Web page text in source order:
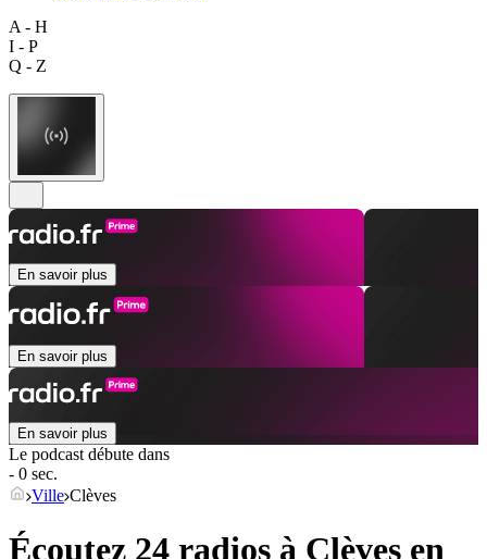
A - H
I - P
Q - Z
En savoir plus
En savoir plus
En savoir plus
Le podcast débute dans
- 0 sec.
Ville Clèves
Écoutez 24 radios à Clèves en